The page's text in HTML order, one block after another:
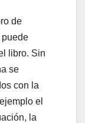
de
puede
libro. Sin
se
con la
el
la